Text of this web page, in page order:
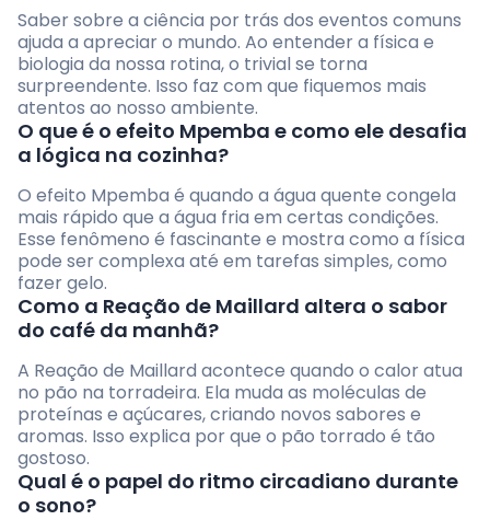
Saber sobre a ciência por trás dos eventos comuns
ajuda a apreciar o mundo. Ao entender a física e
biologia da nossa rotina, o trivial se torna
surpreendente. Isso faz com que fiquemos mais
atentos ao nosso ambiente.
O que é o efeito Mpemba e como ele desafia
a lógica na cozinha?
O efeito Mpemba é quando a água quente congela
mais rápido que a água fria em certas condições.
Esse fenômeno é fascinante e mostra como a física
pode ser complexa até em tarefas simples, como
fazer gelo.
Como a Reação de Maillard altera o sabor
do café da manhã?
A Reação de Maillard acontece quando o calor atua
no pão na torradeira. Ela muda as moléculas de
proteínas e açúcares, criando novos sabores e
aromas. Isso explica por que o pão torrado é tão
gostoso.
Qual é o papel do ritmo circadiano durante
o sono?